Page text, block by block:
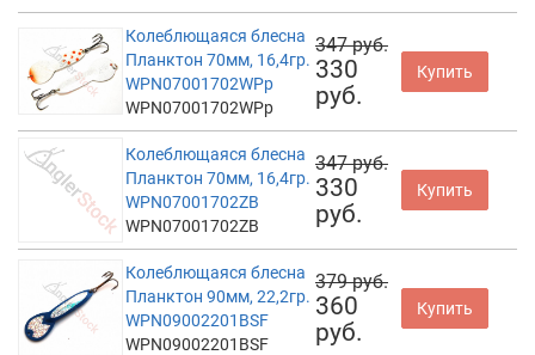
Колеблющаяся блесна
Планктон 70мм, 16,4гр.
WPN07001702WPp
WPN07001702WPp
347 руб.
330
руб.
Купить
Колеблющаяся блесна
Планктон 70мм, 16,4гр.
WPN07001702ZB
WPN07001702ZB
347 руб.
330
руб.
Купить
Колеблющаяся блесна
Планктон 90мм, 22,2гр.
WPN09002201BSF
WPN09002201BSF
379 руб.
360
руб.
Купить